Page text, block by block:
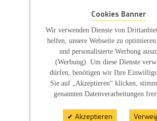
Cookies Banner
Wir verwenden Dienste von
helfen, unsere Webseite zu
und personalisierte Werbung
(Werbung). Um diese Dienste
dürfen, benötigen wir Ihre
Sie auf „Akzeptieren“ klicken,
genannten Datenverarbeitungen
Akzeptieren